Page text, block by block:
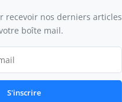
recevoir nos derniers articles
boîte mail.
S'inscrire